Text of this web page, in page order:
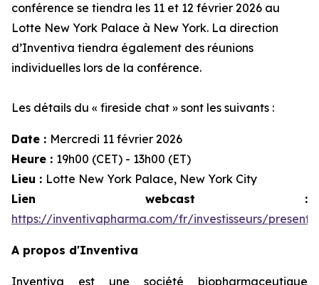
conférence se tiendra les 11 et 12 février 2026 au
Lotte New York Palace à New York. La direction
d’Inventiva tiendra également des réunions
individuelles lors de la conférence.
Les détails du « fireside chat » sont les suivants :
Date : Mercredi 11 février 2026
Heure : 19h00 (CET) - 13h00 (ET)
Lieu : Lotte New York Palace, New York City
Lien webcast :
https://inventivapharma.com/fr/investisseurs/
A propos d'Inventiva
Inventiva est une société biopharmaceutique